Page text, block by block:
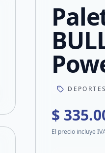
Compartir en Facebook
Compartir en X
$
El precio incluye